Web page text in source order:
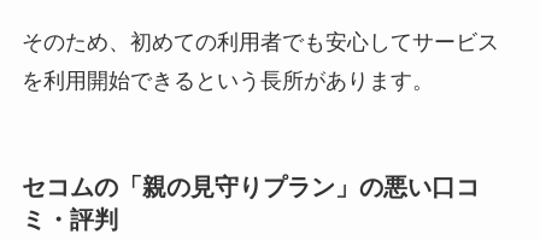
そのため、初めての利用者でも安心してサービス
を利用開始できるという長所があります。
セコムの「親の見守りプラン」の悪い口コ
ミ・評判